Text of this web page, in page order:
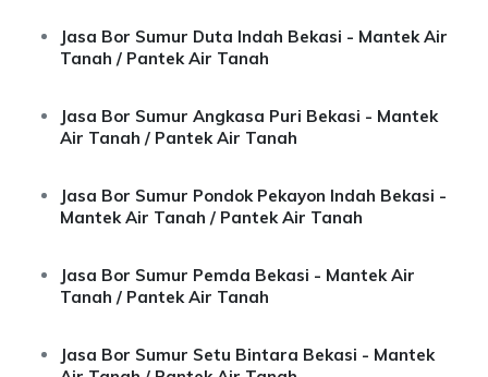
Jasa Bor Sumur Duta Indah Bekasi - Mantek Air
Tanah / Pantek Air Tanah
Jasa Bor Sumur Angkasa Puri Bekasi - Mantek
Air Tanah / Pantek Air Tanah
Jasa Bor Sumur Pondok Pekayon Indah Bekasi -
Mantek Air Tanah / Pantek Air Tanah
Jasa Bor Sumur Pemda Bekasi - Mantek Air
Tanah / Pantek Air Tanah
Jasa Bor Sumur Setu Bintara Bekasi - Mantek